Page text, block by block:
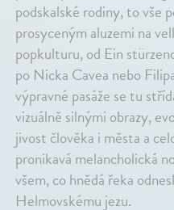
podskalské rodiny, to vše
prosyceným aluzemi na
popkulturu, od Ein
po Nicka Cavea nebo
výpravné pasáže se tu
vizuálně silnými obrazy,
jivost člověka i města a
pronikavá melancholická
všem, co hnědá řeka
Helmovskému jezu.